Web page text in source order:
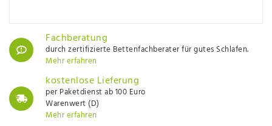
Fachberatung
durch zertifizierte Bettenfachberater für gutes Schlafen.
Mehr erfahren
kostenlose Lieferung
per Paketdienst ab 100 Euro
Warenwert (D)
Mehr erfahren